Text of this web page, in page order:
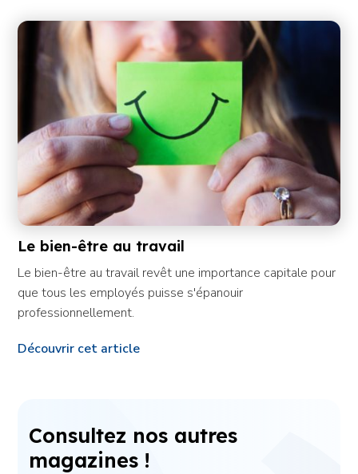
Le bien-être au travail
Le bien-être au travail revêt une importance capitale pour
que tous les employés puisse s'épanouir
professionnellement.
Découvrir cet article
Consultez nos autres
magazines !